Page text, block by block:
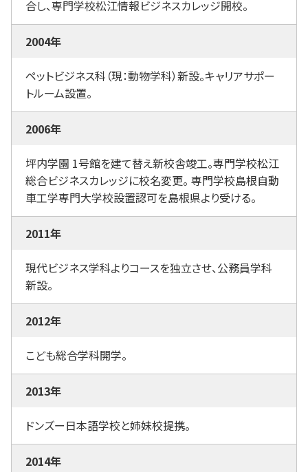
合し、専門学校松江情報ビジネスカレッジ開校。
2004年
ペットビジネス科（現：動物学科）新設。キャリアサポー
トルーム設置。
2006年
坪内学園 1号館を建て替え新校舎竣工。専門学校松江
総合ビジネスカレッジに校名変更。 専門学校島根自動
車工学専門大学校設置認可を島根県より受ける。
2011年
現代ビジネス学科よりコースを独立させ、公務員学科
新設。
2012年
こども総合学科開学。
2013年
ドンズー日本語学校と姉妹校提携。
2014年